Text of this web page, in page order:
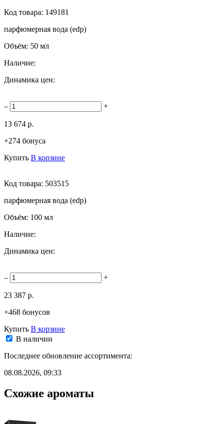
Код товара: 149181
парфюмерная вода (edp)
Объём: 50 мл
Наличие:
Динамика цен:
– +
13 674 р.
+274 бонуса
Купить В корзине
Код товара: 503515
парфюмерная вода (edp)
Объём: 100 мл
Наличие:
Динамика цен:
– +
23 387 р.
+468 бонусов
Купить В корзине
В наличии
Последнее обновление ассортимента:
08.08.2026, 09:33
Схожие ароматы